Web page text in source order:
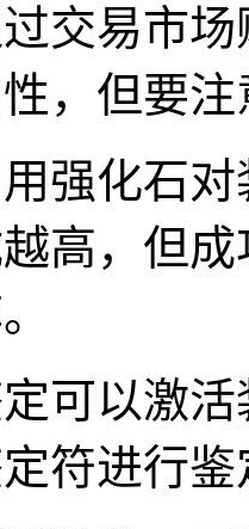
交易市
，但要
强化石
高，但
可以激
符进行